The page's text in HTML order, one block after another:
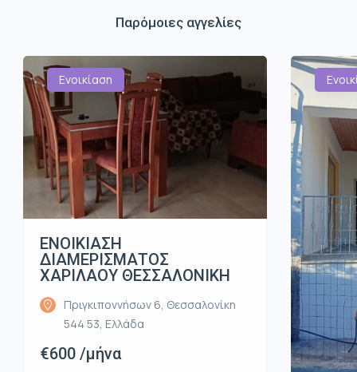
Παρόμοιες αγγελίες
Ενοικίαση
ΕΝΟΙΚΙΑΣΗ
ΔΙΑΜΕΡΙΣΜΑΤΟΣ
ΧΑΡΙΛΑΟΥ ΘΕΣΣΑΛΟΝΙΚΗ
Πριγκιποννήσων 6, Θεσσαλονίκη
544 53, Ελλάδα
€600 /μήνα